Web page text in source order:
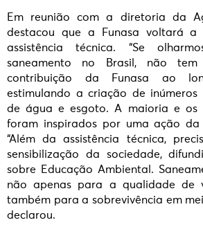
Em reunião com a diretoria da
destacou que a Funasa voltará
assistência técnica. “Se
saneamento no Brasil, não
contribuição da Funasa ao
estimulando a criação de inúmeros
de água e esgoto. A maioria e os
foram inspirados por uma ação da
“Além da assistência técnica,
sensibilização da sociedade,
sobre Educação Ambiental.
não apenas para a qualidade de
também para a sobrevivência em
declarou.